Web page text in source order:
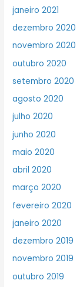
janeiro 2021
dezembro 2020
novembro 2020
outubro 2020
setembro 2020
agosto 2020
julho 2020
junho 2020
maio 2020
abril 2020
março 2020
fevereiro 2020
janeiro 2020
dezembro 2019
novembro 2019
outubro 2019